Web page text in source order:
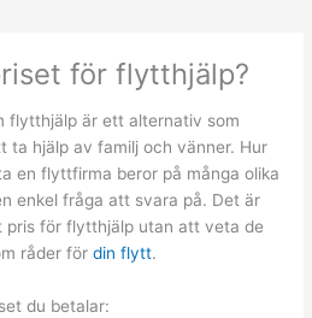
för flytthjälp?
flytthjälp är ett alternativ som
ta hjälp av familj och vänner. Hur
en flyttfirma beror på många olika
enkel fråga att svara på. Det är
för flytthjälp utan att veta de
råder fördin flytt.
du betalar: